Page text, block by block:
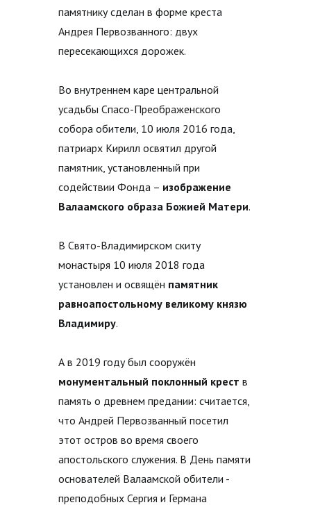
памятнику сделан в форме креста
Андрея Первозванного: двух
пересекающихся дорожек.
Во внутреннем каре центральной
усадьбы Спасо-Преображенского
собора обители, 10 июля 2016 года,
патриарх Кирилл освятил другой
памятник, установленный при
содействии Фонда – изображение
Валаамского образа Божией Матери.
В Свято-Владимирском скиту
монастыря 10 июля 2018 года
установлен и освящён памятник
равноапостольному великому князю
Владимиру.
А в 2019 году был сооружён
монументальный поклонный крест в
память о древнем предании: считается,
что Андрей Первозванный посетил
этот остров во время своего
апостольского служения. В День памяти
основателей Валаамской обители -
преподобных Сергия и Германа